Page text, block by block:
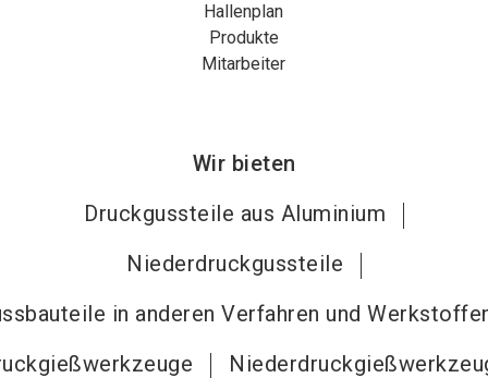
Hallenplan
Produkte
Mitarbeiter
Wir bieten
Druckgussteile aus Aluminium
Niederdruckgussteile
in anderen Verfahren und